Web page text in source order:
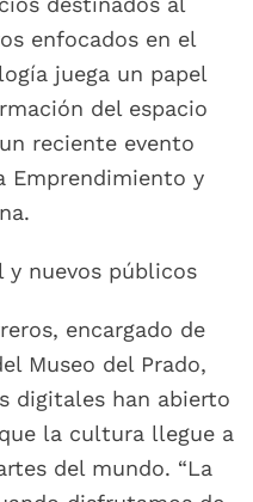
enfocados en el
juega un papel
del espacio
reciente evento
Emprendimiento y
nuevos públicos
encargado de
Museo del Prado,
digitales han abierto
la cultura llegue a
del mundo. “La